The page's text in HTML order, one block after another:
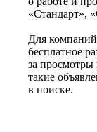
«Стандарт»,
Для
бесплатное
за просмотры
такие
в поиске.